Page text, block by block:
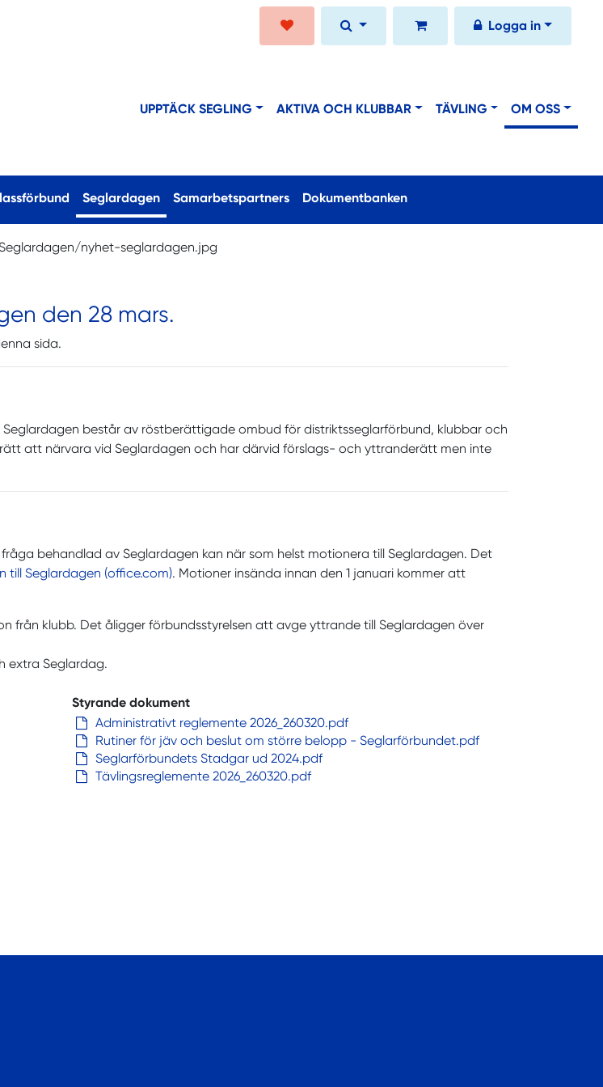
Logga in
UPPTÄCK SEGLING AKTIVA OCH KLUBBAR TÄVLING OM OSS
Seglardagen(current)
Samarbetspartners Dokumentbanken
den 28 mars.
sida.
består av röstberättigade ombud för distriktsseglarförbund, klubbar och
att närvara vid Seglardagen och har därvid förslags- och yttranderätt men inte
behandlad av Seglardagen kan när som helst motionera till Seglardagen. Det
till Seglardagen (office.com). Motioner insända innan den 1 januari kommer att
från klubb. Det åligger förbundsstyrelsen att avge yttrande till Seglardagen över
extra Seglardag.
Styrande dokument
Administrativt reglemente 2026_260320.pdf
Rutiner för jäv och beslut om större belopp - Seglarförbundet.pdf
Seglarförbundets Stadgar ud 2024.pdf
Tävlingsreglemente 2026_260320.pdf